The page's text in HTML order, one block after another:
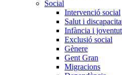
Social
Intervenció social
Salut i
Infància i
Exclusió social
Gènere
Gent Gran
Migracions